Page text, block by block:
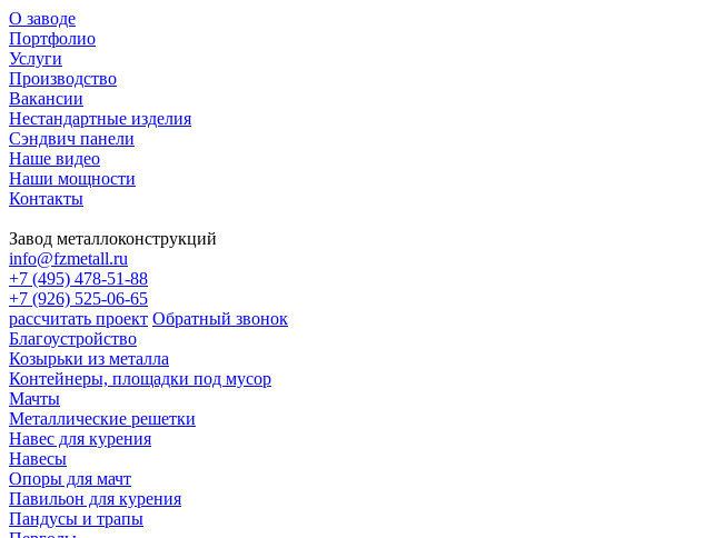
О заводе
Портфолио
Услуги
Производство
Вакансии
Нестандартные изделия
Сэндвич панели
Наше видео
Наши мощности
Контакты
Завод металлоконструкций
info@fzmetall.ru
+7 (495) 478-51-88
+7 (926) 525-06-65
рассчитать проект Обратный звонок
Благоустройство
Козырьки из металла
Контейнеры, площадки под мусор
Мачты
Металлические решетки
Навес для курения
Навесы
Опоры для мачт
Павильон для курения
Пандусы и трапы